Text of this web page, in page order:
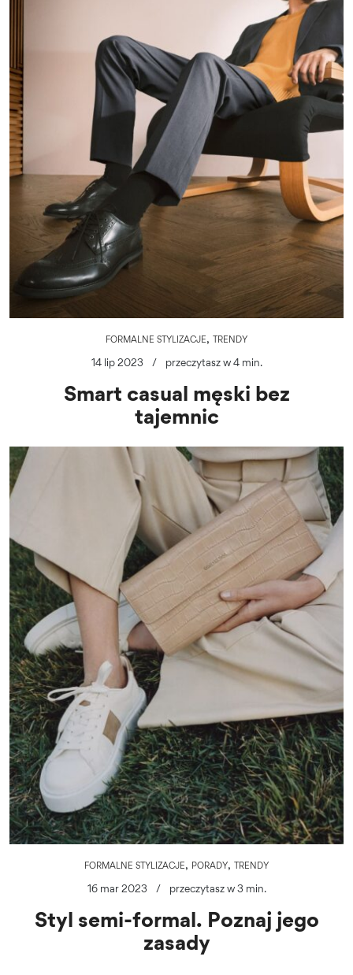
FORMALNE STYLIZACJE, TRENDY
14 lip 2023 / przeczytasz w 4 min.
Smart casual męski bez
tajemnic
FORMALNE STYLIZACJE, PORADY, TRENDY
16 mar 2023 / przeczytasz w 3 min.
Styl semi-formal. Poznaj jego
zasady